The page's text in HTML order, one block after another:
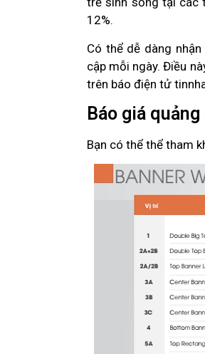
12%.
Có thể dễ dàng
cập mỗi ngày. Điều
trên báo điện tử
Báo giá
Bạn có thể thể tham